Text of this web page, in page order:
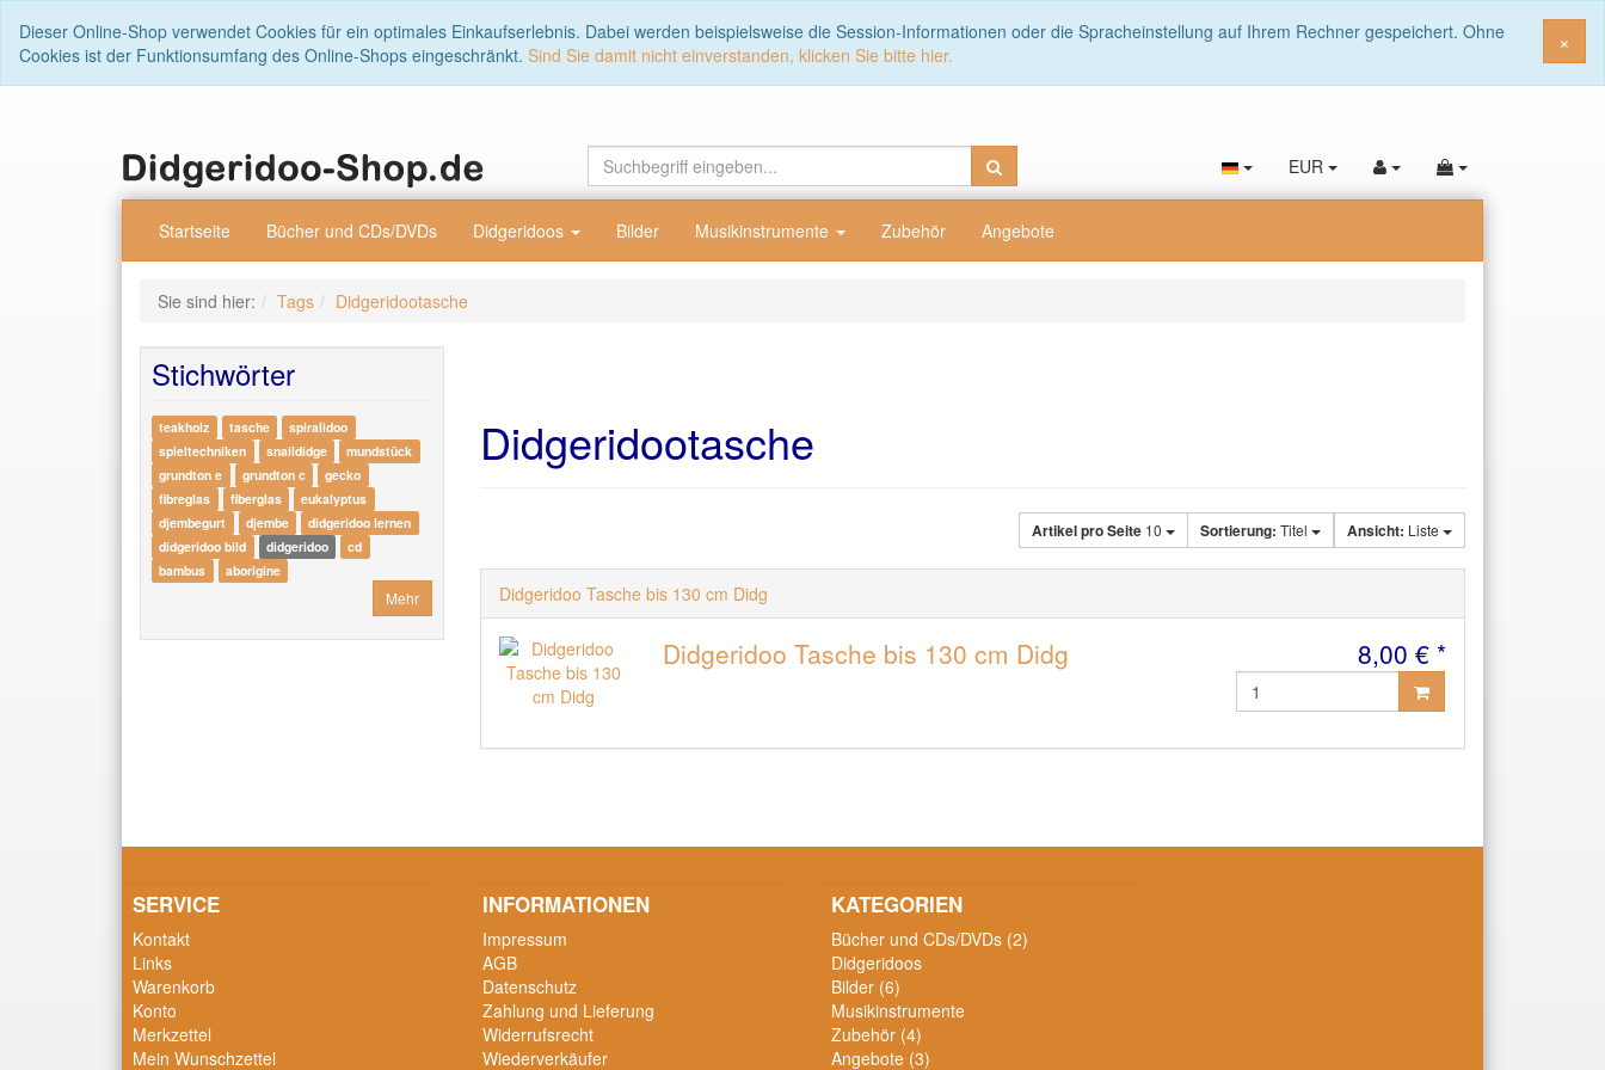
×
Dieser Online-Shop verwendet Cookies für ein optimales Einkaufserlebnis. Dabei werden beispielsweise die Session-Informationen oder die Spracheinstellung auf Ihrem Rechner gespeichert. Ohne
Cookies ist der Funktionsumfang des Online-Shops eingeschränkt. Sind Sie damit nicht einverstanden, klicken Sie bitte hier.
EUR
Startseite Bücher und CDs/DVDs Didgeridoos Bilder Musikinstrumente Zubehör Angebote
Sie sind hier: Tags Didgeridootasche
Stichwörter
teakholz tasche
spiralidoo
spieltechniken
snaildidge
mundstück
grundton e
grundton c
gecko
fibreglas
fiberglas
eukalyptus
djembegurt
djembe
didgeridoo lernen
didgeridoo bild
didgeridoo
cd
bambus
aborigine
Mehr
Didgeridootasche
Ansicht: Liste
Sortierung: Titel
Artikel pro Seite 10
Didgeridoo Tasche bis 130 cm Didg
Didgeridoo Tasche bis 130 cm Didg 8,00 € *
SERVICE
Kontakt
Links
Warenkorb
Konto
Merkzettel
Mein Wunschzettel
INFORMATIONEN
Impressum
AGB
Datenschutz
Zahlung und Lieferung
Widerrufsrecht
Wiederverkäufer
KATEGORIEN
Bücher und CDs/DVDs (2)
Didgeridoos
Bilder (6)
Musikinstrumente
Zubehör (4)
Angebote (3)